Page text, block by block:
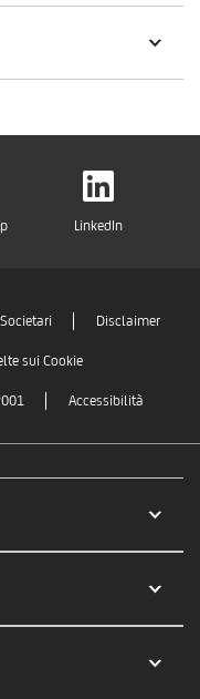
LinkedIn
Disclaimer
sui Cookie
Accessibilità